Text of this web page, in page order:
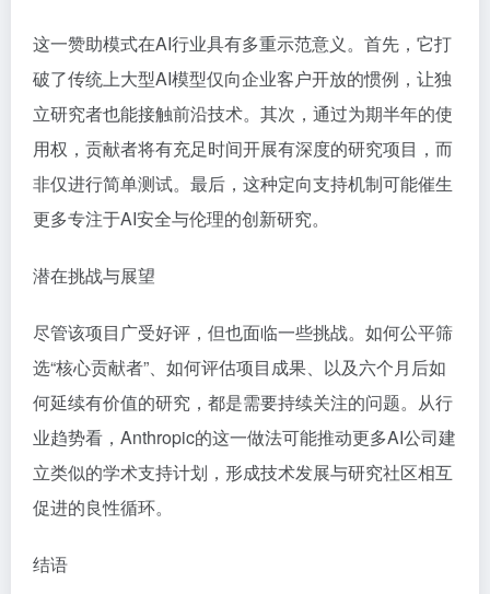
这一赞助模式在AI行业具有多重示范意义。首先，它打
破了传统上大型AI模型仅向企业客户开放的惯例，让独
立研究者也能接触前沿技术。其次，通过为期半年的使
用权，贡献者将有充足时间开展有深度的研究项目，而
非仅进行简单测试。最后，这种定向支持机制可能催生
更多专注于AI安全与伦理的创新研究。
潜在挑战与展望
尽管该项目广受好评，但也面临一些挑战。如何公平筛
选“核心贡献者”、如何评估项目成果、以及六个月后如
何延续有价值的研究，都是需要持续关注的问题。从行
业趋势看，Anthropic的这一做法可能推动更多AI公司建
立类似的学术支持计划，形成技术发展与研究社区相互
促进的良性循环。
结语